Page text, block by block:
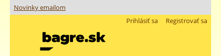
Novinky emailom
Registrovať sa
Prihlásiť sa